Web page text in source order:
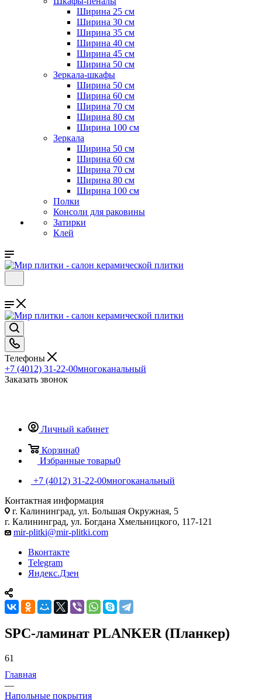
Ширина 25 см
Ширина 30 см
Ширина 35 см
Ширина 40 см
Ширина 45 см
Ширина 50 см
Зеркала-шкафы
Ширина 50 см
Ширина 60 см
Ширина 70 см
Ширина 80 см
Ширина 100 см
Зеркала
Ширина 50 см
Ширина 60 см
Ширина 70 см
Ширина 80 см
Ширина 100 см
Полки
Консоли для раковины
Затирки
Клей
Телефоны
+7 (4012) 31-22-00многоканальный
Заказать звонок
Личный кабинет
Корзина0
Избранные товары0
+7 (4012) 31-22-00многоканальный
Контактная информация
г. Калининград, ул. Большая Окружная, 5
г. Калининград, ул. Богдана Хмельницкого, 117-121
mir-plitki@mir-plitki.com
Вконтакте
Telegram
Яндекс.Дзен
SPC-ламинат PLANKER (Планкер)
61
Главная
—
Напольные покрытия